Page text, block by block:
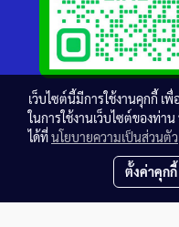
เว็บไซต์นี้มีการใช้งานคุกกี้
ในการใช้งานเว็บไซต์ของท่า
ได้ที่นโยบายความเป็นส่วนตัว
ตั้งค่าคุกกี้